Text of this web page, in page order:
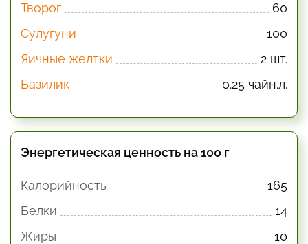
Творог
60
Сулугуни
100
Яичные желтки
2 шт.
Базилик
0.25 чайн.л.
Энергетическая ценность на 100 г
Калорийность
165
Белки
14
Жиры
10